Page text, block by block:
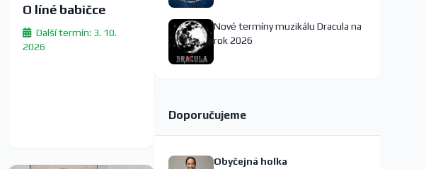
O líné babičce
Další termín: 3. 10.
2026
Nové termíny muzikálu Dracula na
rok 2026
Doporučujeme
Obyčejná holka